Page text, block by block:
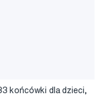
końcówki dla dzieci,